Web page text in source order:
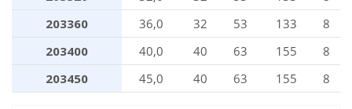
203360
36,0 32 53 133
8
203400
40,0 40 63 155
8
203450
45,0 40 63 155 8